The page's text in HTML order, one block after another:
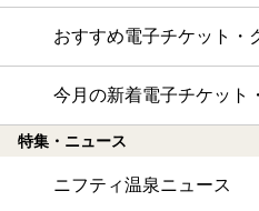
おすすめ電子チケット・
今月の新着電子チケット
特集・ニュース
ニフティ温泉ニュース